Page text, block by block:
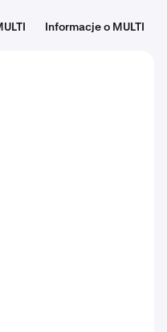
Informacje o MULTI